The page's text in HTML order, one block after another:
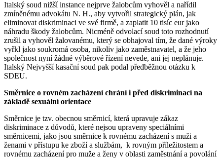
Italský soud nižší instance nejprve žalobcům vyhověl a nařídil
zmíněnému advokátu N. H., aby vytvořil strategický plán, jak
eliminovat diskriminaci ve své firmě, a zaplatit 10 tisíc eur jako
náhradu škody žalobcům. Nicméně odvolací soud toto rozhodnutí
zrušil a vyhověl žalovanému, který se obhajoval tím, že dané výroky
vyřkl jako soukromá osoba, nikoliv jako zaměstnavatel, a že jeho
společnost nyní žádné výběrové řízení nevede, ani jej neplánuje.
Italský Nejvyšší kasační soud pak podal předběžnou otázku k
SDEU.
Směrnice o rovném zacházení chrání i před diskriminací na
základě sexuální orientace
Směrnice je tzv. obecnou směrnicí, která upravuje zákaz
diskriminace z důvodů, které nejsou upraveny speciálními
směrnicemi, jako jsou směrnice k rovnému zacházení s muži a
ženami v přístupu ke zboží a službám, k rovným příležitostem a
rovnému zacházení pro muže a ženy v oblasti zaměstnání a povolání